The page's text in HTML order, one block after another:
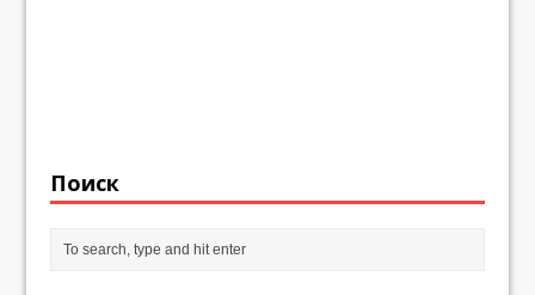
Поиск